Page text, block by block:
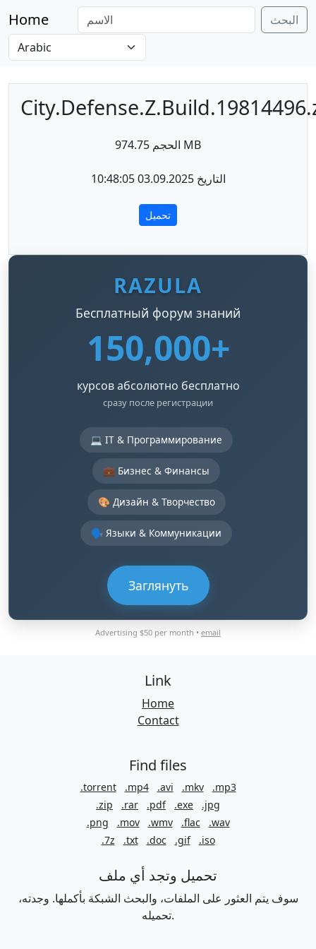
Home البحث
الحجم 974.75 MB
التاريخ 03.09.2025 10:48:05
تحميل
RAZULA
Бесплатный форум знаний
150,000+
курсов абсолютно бесплатно
сразу после регистрации
💻 IT & Программирование
💼 Бизнес & Финансы
🎨 Дизайн & Творчество
🗣️ Языки & Коммуникации
Заглянуть
Advertising $50 per month • email
Link
Home
Contact
Find files
.torrent .mp4 .avi .mkv
.mp3
.zip
.rar .pdf .exe
.jpg
.png
.mov .wmv .flac
.wav
.7z
.txt .doc .gif .iso
تحميل وتجد أي ملف
سوف يتم العثور على الملفات، والبحث الشبكة بأكملها. وجدته،
تحميله.